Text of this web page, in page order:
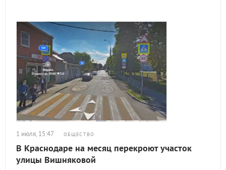
1 июля, 15:47 ОБЩЕСТВО
В Краснодаре на месяц перекроют участок
улицы Вишняковой